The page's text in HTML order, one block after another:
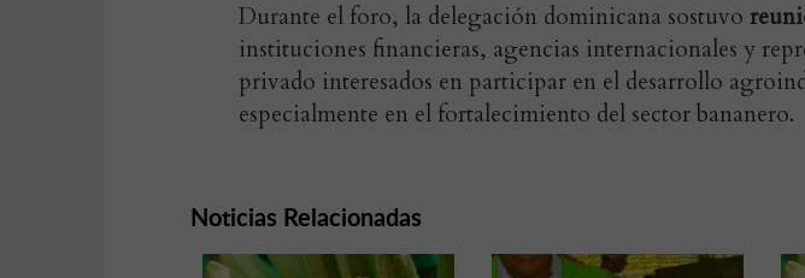
Durante el foro, la delegación dominicana sostuvo
instituciones financieras, agencias internacionales y
privado interesados en participar en el desarrollo
especialmente en el fortalecimiento del sector bananero.
Noticias Relacionadas